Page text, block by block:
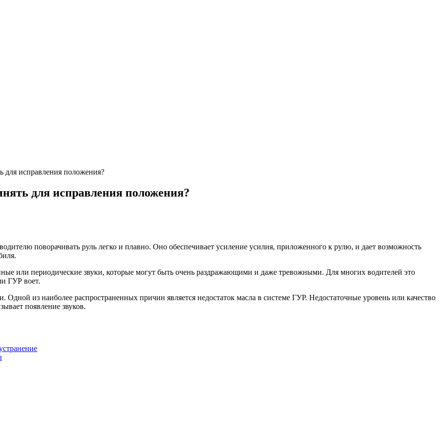
исправления положения?
для исправления положения?
поворачивать руль легко и плавно. Оно обеспечивает усиление усилия, приложенного к рулю, и дает возможность
или периодические звуки, которые могут быть очень раздражающими и даже тревожными. Для многих водителей это
ГУР воет.
из наиболее распространенных причин является недостаток масла в системе ГУР. Недостаточные уровень или качество
появление звуков.